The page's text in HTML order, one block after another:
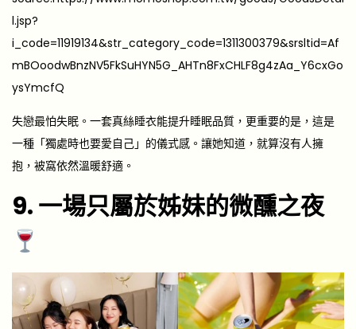
l.jsp?
i_code=11919134&str_category_code=1311300379&srsltid=Af
mBOoodwBnzNV5FkSuHYN5G_AHTn8FxCHLF8g4zAa_Y6cxGo
ysYmcfQ
失戀最怕失眠。一套真絲睡衣能提升睡眠品質，更重要的是，這是
一種「獨處時也要愛自己」的儀式感。讓她知道，就算沒有人擁
抱，被窩依然溫暖舒適。
9. 一場只屬於姊妹的微醺之夜